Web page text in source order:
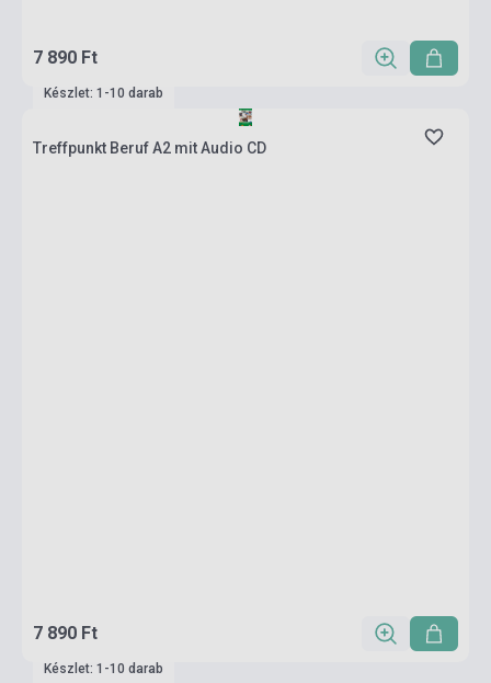
7 890 Ft
Készlet: 1-10 darab
Treffpunkt Beruf A2 mit Audio CD
7 890 Ft
Készlet: 1-10 darab